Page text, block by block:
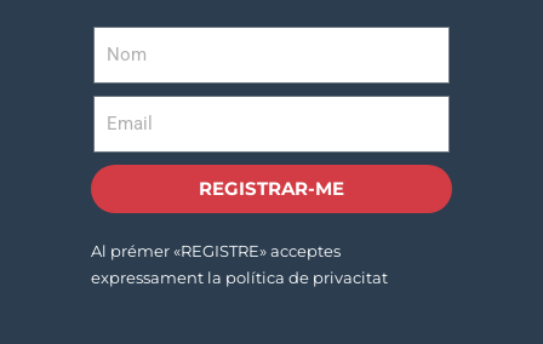
REGISTRAR-ME
Al prémer «REGISTRE» acceptes
expressament la política de privacitat